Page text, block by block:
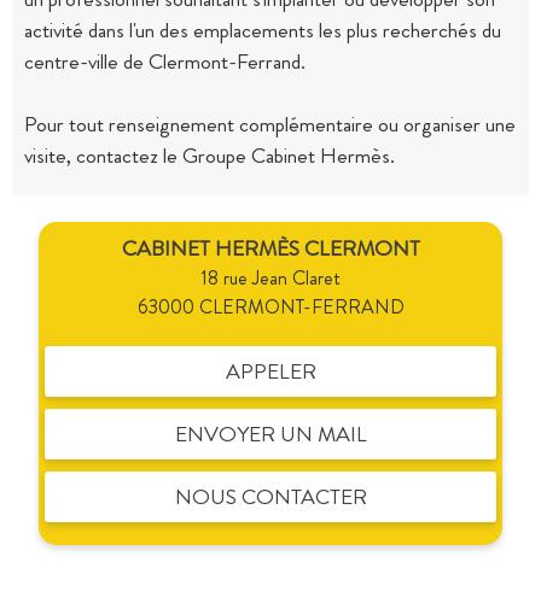
activité dans l'un des emplacements les plus recherchés du
centre-ville de Clermont-Ferrand.
Pour tout renseignement complémentaire ou organiser une
visite, contactez le Groupe Cabinet Hermès.
CABINET HERMÈS CLERMONT
18 rue Jean Claret
63000 CLERMONT-FERRAND
APPELER
ENVOYER UN MAIL
NOUS CONTACTER